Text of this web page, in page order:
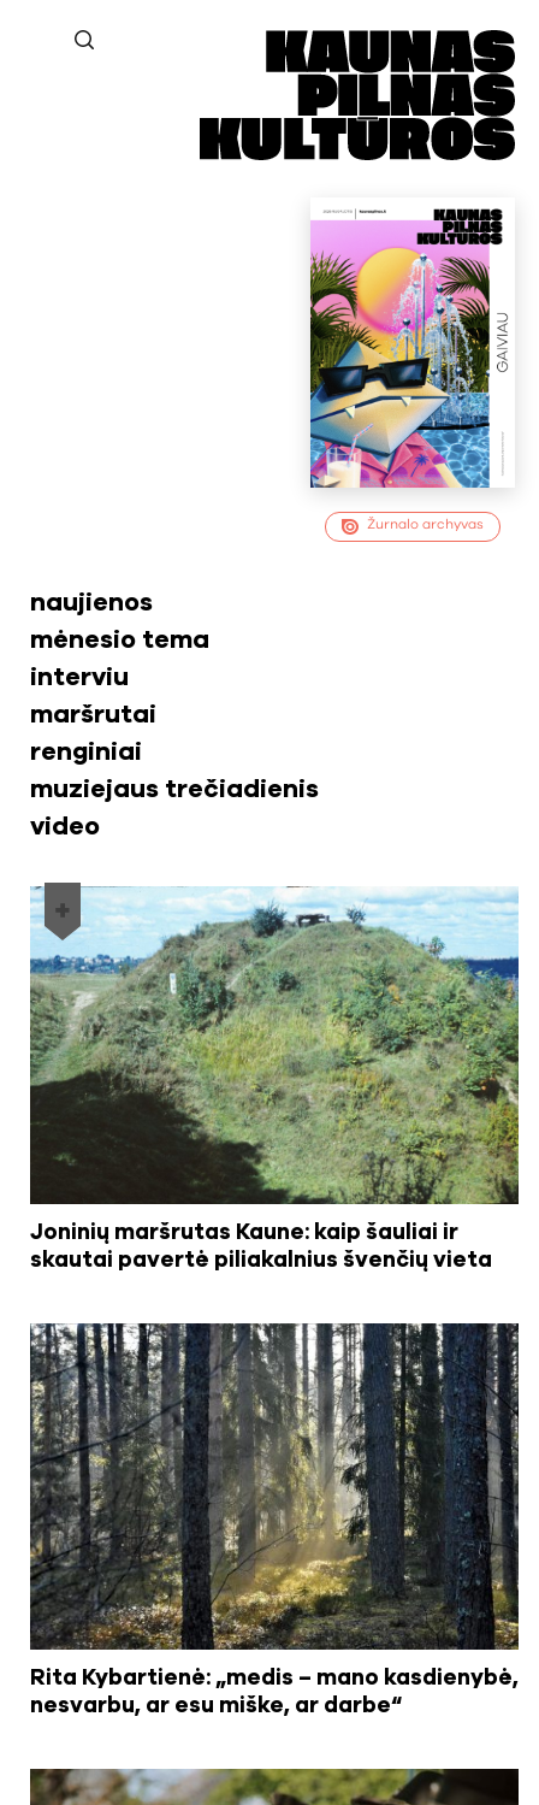
Žurnalo archyvas
Joninių maršrutas Kaune: kaip šauliai ir
skautai pavertė piliakalnius švenčių vieta
naujienos
mėnesio tema
interviu
maršrutai
renginiai
muziejaus trečiadienis
video
Rita Kybartienė: „medis – mano kasdienybė,
nesvarbu, ar esu miške, ar darbe“